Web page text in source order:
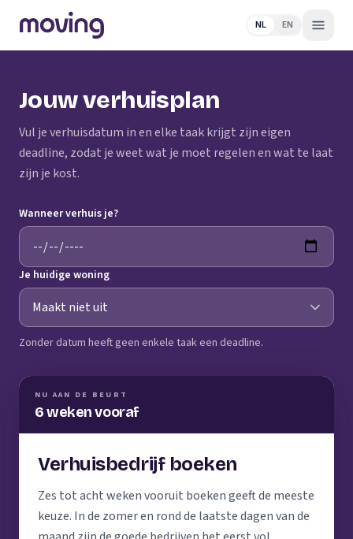
NL EN
Jouw verhuisplan
Vul je verhuisdatum in en elke taak krijgt zijn eigen
deadline, zodat je weet wat je moet regelen en wat te laat
zijn je kost.
Wanneer verhuis je?
Je huidige woning
Zonder datum heeft geen enkele taak een deadline.
NU AAN DE BEURT
6 weken vooraf
Verhuisbedrijf boeken
Zes tot acht weken vooruit boeken geeft de meeste
keuze. In de zomer en rond de laatste dagen van de